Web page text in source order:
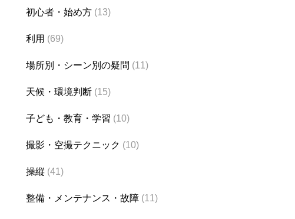
初心者・始め方 (13)
利用 (69)
場所別・シーン別の疑問 (11)
天候・環境判断 (15)
子ども・教育・学習 (10)
撮影・空撮テクニック (10)
操縦 (41)
整備・メンテナンス・故障 (11)